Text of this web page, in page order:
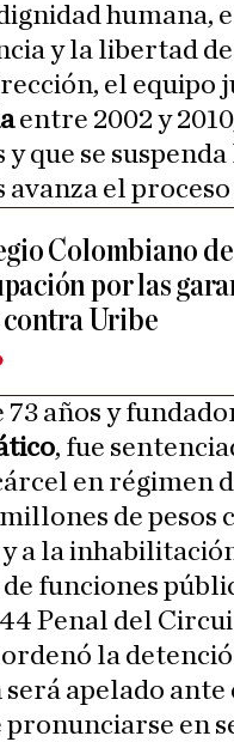
humana,
y la libertad
el equipo
entre 2002 y
y que se
el
Colombiano
por las
contra Uribe
73 años y
, fue
en régimen
de pesos
a la
funciones
Penal del
la
apelado ante
pronunciarse en